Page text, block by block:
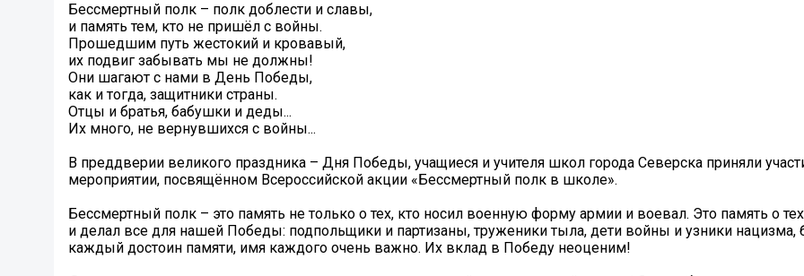
Бессмертный полк – полк доблести и славы,
и память тем, кто не пришёл с войны.
Прошедшим путь жестокий и кровавый,
их подвиг забывать мы не должны!
Они шагают с нами в День Победы,
как и тогда, защитники страны.
Отцы и братья, бабушки и деды...
Их много, не вернувшихся с войны...
В преддверии великого праздника – Дня Победы, учащиеся и учителя школ города Северска приняли
мероприятии, посвящённом Всероссийской акции «Бессмертный полк в школе».
Бессмертный полк – это память не только о тех, кто носил военную форму армии и воевал. Это память о
и делал все для нашей Победы: подпольщики и партизаны, труженики тыла, дети войны и узники нацизма,
каждый достоин памяти, имя каждого очень важно. Их вклад в Победу неоценим!